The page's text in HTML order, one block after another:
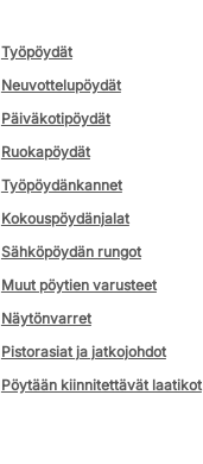
Työpöydät
Neuvottelupöydät
Päiväkotipöydät
Ruokapöydät
Työpöydänkannet
Kokouspöydänjalat
Sähköpöydän rungot
Muut pöytien varusteet
Näytönvarret
Pistorasiat ja jatkojohdot
Pöytään kiinnitettävät laatikot